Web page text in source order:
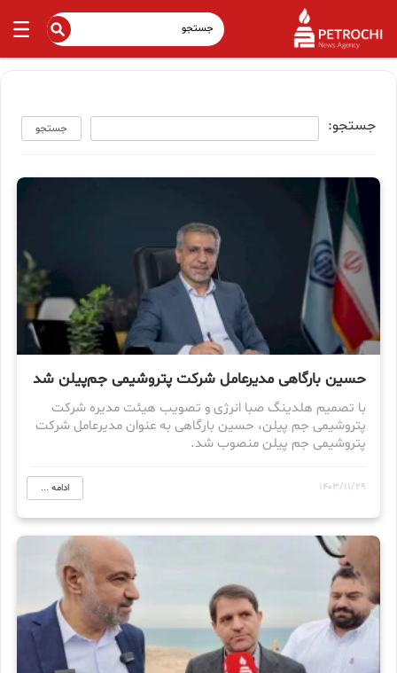
جستجو: جستجو
حسین بارگاهی مدیرعامل شرکت پتروشیمی جم‌پیلن شد
با تصمیم هلدینگ صبا انرژی و تصویب هیئت مدیره شرکت
پتروشیمی جم پیلن، حسین بارگاهی به عنوان مدیرعامل شرکت
پتروشیمی جم پیلن منصوب شد.
1403/11/29 ادامه ...